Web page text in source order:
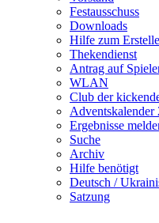
Festausschuss
Downloads
Hilfe zum
Thekendienst
Antrag auf
WLAN
Club der
Adventskalender
Ergebnisse
Suche
Archiv
Hilfe benötigt
Deutsch /
Satzung